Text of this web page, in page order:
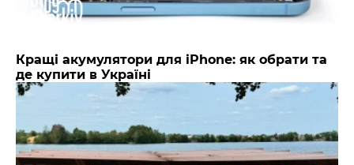
Кращі акумулятори для iPhone: як обрати та
де купити в Україні